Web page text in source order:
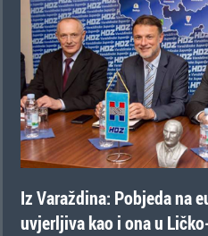
Iz Varaždina: Pobjeda na
uvjerljiva kao i ona u